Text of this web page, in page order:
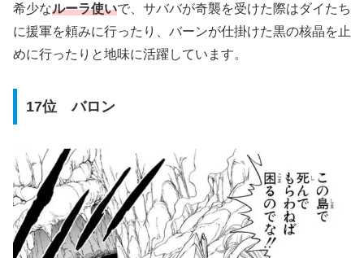
希少なルーラ使いで、サババが奇襲を受けた際はダイたち
に援軍を頼みに行ったり、バーンが仕掛けた黒の核晶を止
めに行ったりと地味に活躍しています。
17位 バロン